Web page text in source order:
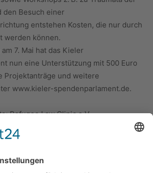
den Besuch einer
entstehen Kosten, die nur durch
werden können.
7. Mai hat das Kieler
nun eine Unterstützung mit 500 Euro
Projektanträge und weitere
www.kieler-spendenparlament.de.
Refugee Law Clinic e.V.